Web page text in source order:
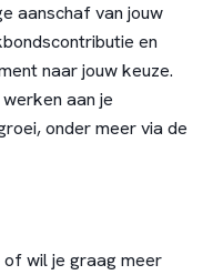
aanschaf van jouw
en
naar jouw keuze.
aan je
onder meer via de
wil je graag meer